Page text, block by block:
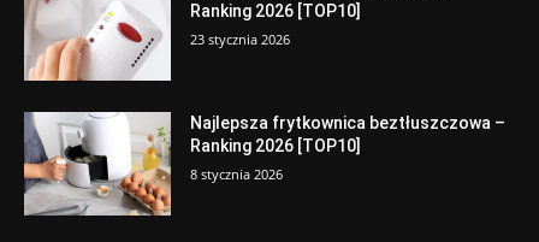
Ranking 2026 [TOP10]
23 stycznia 2026
Najlepsza frytkownica beztłuszczowa –
Ranking 2026 [TOP10]
8 stycznia 2026